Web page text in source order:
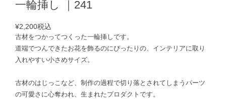
一輪挿し ｜241
¥2,200税込
古材をつかってつくった一輪挿しです。
道端でつんできたお花を飾るのにぴったりの、インテリアに取り
入れやすい小さめサイズ。
古材のはじっこなど、制作の過程で切り落とされてしまうパーツ
の可愛さに心奪われ、生まれたプロダクトです。